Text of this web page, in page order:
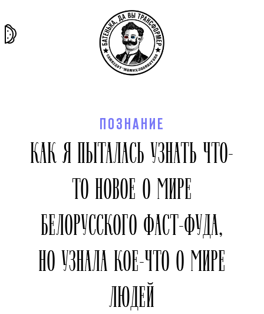
ПОЗНАНИЕ
КАК Я ПЫТАЛАСЬ УЗНАТЬ ЧТО-
ТО НОВОЕ О МИРЕ
БЕЛОРУССКОГО ФАСТ-ФУДА,
НО УЗНАЛА КОЕ-ЧТО О МИРЕ
ЛЮДЕЙ